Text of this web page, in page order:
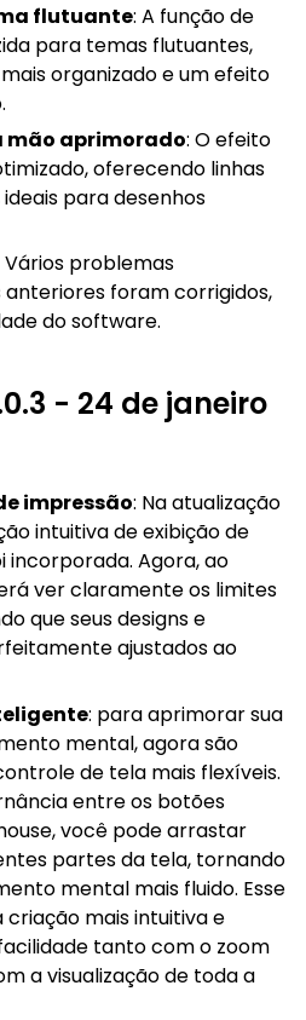
flutuante: A função de
para temas flutuantes,
organizado e um efeito
mão aprimorado: O efeito
oferecendo linhas
para desenhos
Vários problemas
foram corrigidos,
do software.
- 24 de janeiro
impressão: Na atualização
intuitiva de exibição de
incorporada. Agora, ao
ver claramente os limites
que seus designs e
ajustados ao
: para aprimorar sua
mental, agora são
de tela mais flexíveis.
entre os botões
você pode arrastar
partes da tela, tornando
mental mais fluido. Esse
mais intuitiva e
tanto com o zoom
a visualização de toda a